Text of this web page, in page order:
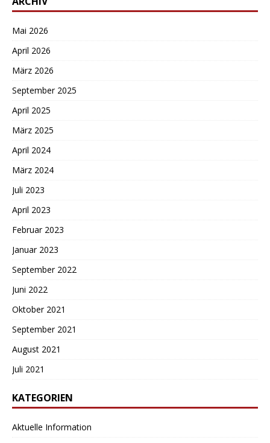
Mai 2026
April 2026
März 2026
September 2025
April 2025
März 2025
April 2024
März 2024
Juli 2023
April 2023
Februar 2023
Januar 2023
September 2022
Juni 2022
Oktober 2021
September 2021
August 2021
Juli 2021
KATEGORIEN
Aktuelle Information